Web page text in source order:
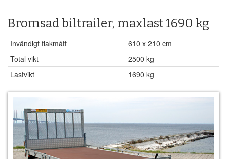
Bromsad biltrailer, maxlast 1690 kg
Invändigt flakmått
610 x 210 cm
Total vikt
2500 kg
Lastvikt
1690 kg